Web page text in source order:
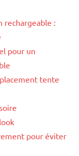
rechargeable :
pour un
tente
pour éviter